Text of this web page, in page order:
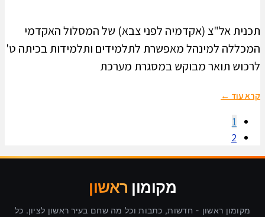
תכנית אל"צ (אקדמיה לפני צבא) של המסלול האקדמי
המכללה למינהל מאפשרת לתלמידים ותלמידות בכיתה ט'
לרכוש תואר מבוקש במסגרת מערכת
קרא עוד ←
1
2
מקומון ראשון
מקומון ראשון - חדשות, כתבות וכל מה שחם בעיר ראשון לציון. כל